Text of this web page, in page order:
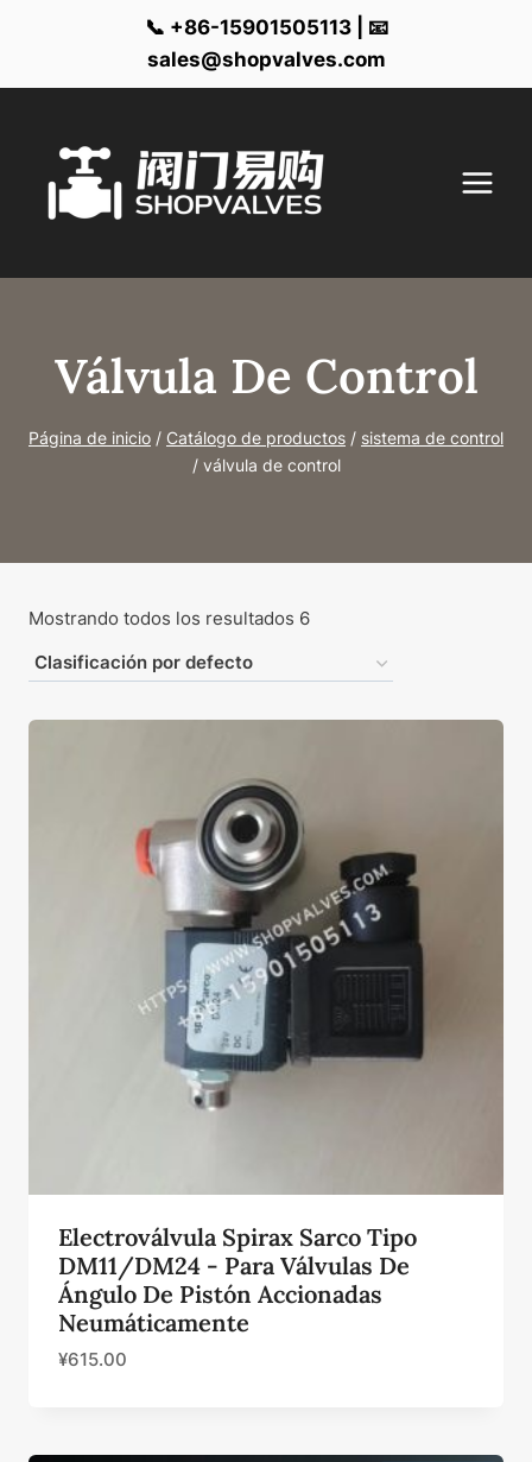
📞 +86-15901505113 | 📧
sales@shopvalves.com
contenido
Válvula De Control
Página de inicio / Catálogo de productos / sistema de control
/ válvula de control
Mostrando todos los resultados 6
Electroválvula Spirax Sarco Tipo
DM11/DM24 - Para Válvulas De
Ángulo De Pistón Accionadas
Neumáticamente
¥615.00